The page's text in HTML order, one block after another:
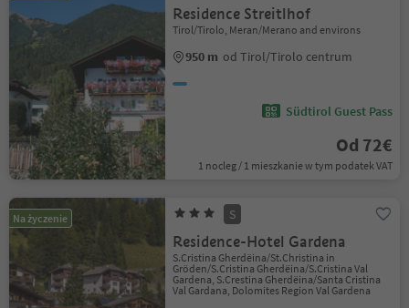
Residence Streitlhof
Tirol/Tirolo, Meran/Merano and environs
950 m od Tirol/Tirolo centrum
Südtirol Guest Pass
Od 72€
1 nocleg / 1 mieszkanie w tym podatek VAT
Na życzenie S
Residence-Hotel Gardena
S.Cristina Gherdëina/St.Christina in
Gröden/S.Cristina Gherdëina/S.Cristina Val
Gardena, S.Crestina Gherdëina/Santa Cristina
Val Gardana, Dolomites Region Val Gardena